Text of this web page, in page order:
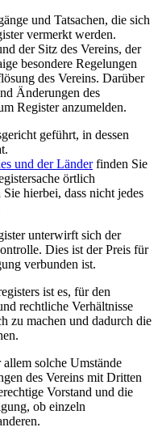
und Tatsachen, die sich
vermerkt werden.
der Sitz des Vereins, der
besondere Regelungen
des Vereins. Darüber
Änderungen des
Register anzumelden.
geführt, in dessen
und der Länderfinden Sie
örtlich
hierbei, dass nicht jedes
unterwirft sich der
Dies ist der Preis für
verbunden ist.
ist es, für den
rechtliche Verhältnisse
zu machen und dadurch die
solche Umstände
des Vereins mit Dritten
Vorstand und die
ob einzeln